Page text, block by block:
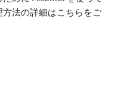
法の詳細はこちらをご